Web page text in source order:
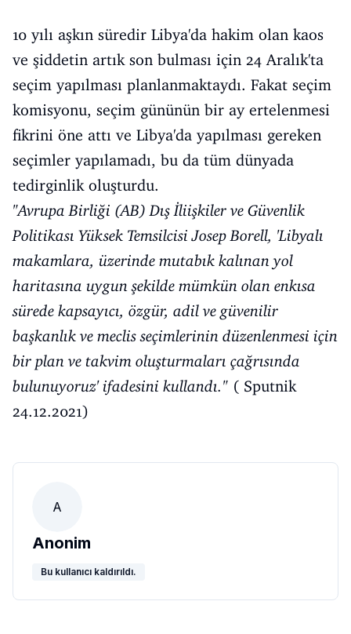
10 yılı aşkın süredir Libya'da hakim olan kaos
ve şiddetin artık son bulması için 24 Aralık'ta
seçim yapılması planlanmaktaydı. Fakat seçim
komisyonu, seçim gününün bir ay ertelenmesi
fikrini öne attı ve Libya'da yapılması gereken
seçimler yapılamadı, bu da tüm dünyada
tedirginlik oluşturdu.
"Avrupa Birliği (AB) Dış İliişkiler ve Güvenlik
Politikası Yüksek Temsilcisi Josep Borell, 'Libyalı
makamlara, üzerinde mutabık kalınan yol
haritasına uygun şekilde mümkün olan enkısa
sürede kapsayıcı, özgür, adil ve güvenilir
başkanlık ve meclis seçimlerinin düzenlenmesi için
bir plan ve takvim oluşturmaları çağrısında
bulunuyoruz' ifadesini kullandı." ( Sputnik
24.12.2021)
A
Anonim
Bu kullanıcı kaldırıldı.